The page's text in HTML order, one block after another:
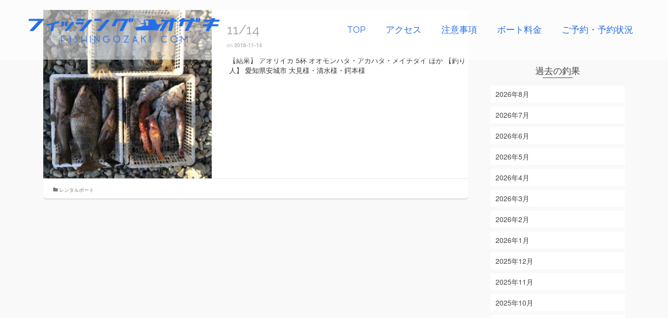
TOP アクセス 注意事項 ボート料金 ご予約・予約状況
11/14
on 2018-11-14
【結果】 アオリイカ 5杯 オオモンハタ・アカハタ・メイチダイ ほか 【釣り
人】 愛知県安城市 大見様・清水様・鍔本様
レンタルボート
過去の釣果
2026年8月
2026年7月
2026年6月
2026年5月
2026年4月
2026年3月
2026年2月
2026年1月
2025年12月
2025年11月
2025年10月